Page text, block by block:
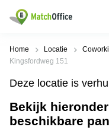
Huren / Verhuren
Productpagina's
Kantoorruimten
Business
Populaire
Steden
Alkmaar
Populaire
zoekopdrachten
Kantoorruimte
in Breda
Help
Over ons
Home Locatie
Kingsfordweg 151
Deze locatie is
Bekijk
beschikbare